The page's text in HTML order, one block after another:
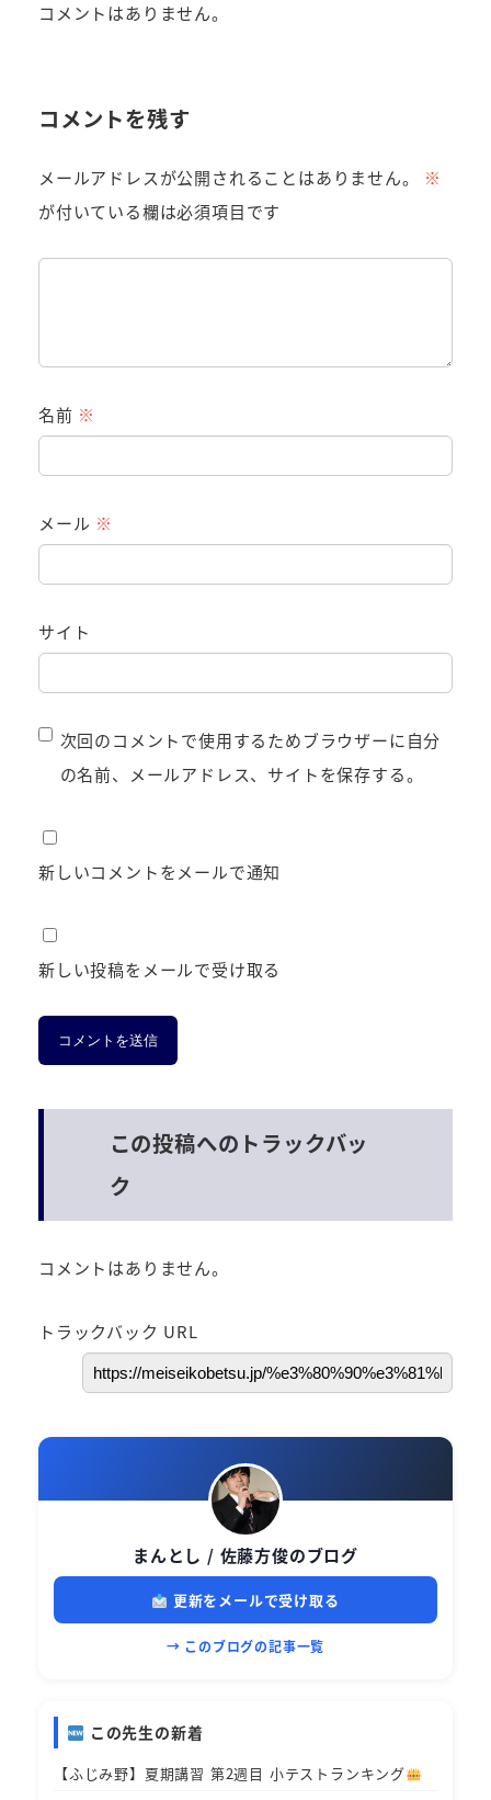
コメントはありません。
コメントを残す
メールアドレスが公開されることはありません。
※
が付いている欄は必須項目です
名前 ※
メール ※
サイト
次回のコメントで使用するためブラウザーに自分
の名前、メールアドレス、サイトを保存する。
新しいコメントをメールで通知
新しい投稿をメールで受け取る
この投稿へのトラックバッ
ク
コメントはありません。
トラックバック URL
まんとし / 佐藤方俊のブログ
更新をメールで受け取る
→ このブログの記事一覧
この先生の新着
【ふじみ野】夏期講習 第2週目 小テストランキング